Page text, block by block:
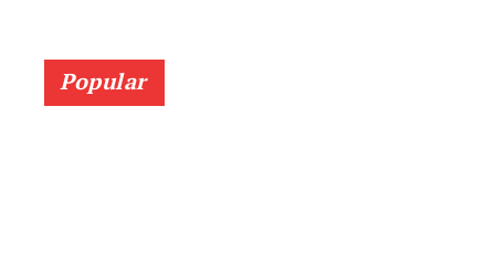
Popular